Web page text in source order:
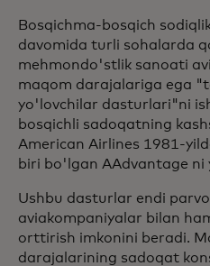
Bosqichma-bosqich
davomida turli sohalarda
mehmondo'stlik sanoati
maqom darajalariga ega
yo'lovchilar dasturlari"ni
bosqichli sadoqatning
American Airlines 1981-
biri bo'lgan AAdvantage ni
Ushbu dasturlar endi
aviakompaniyalar bilan
orttirish imkonini beradi.
darajalarining sadoqat